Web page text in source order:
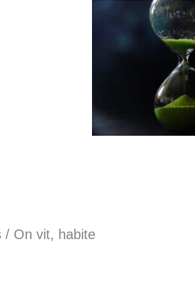
/ On vit, habite